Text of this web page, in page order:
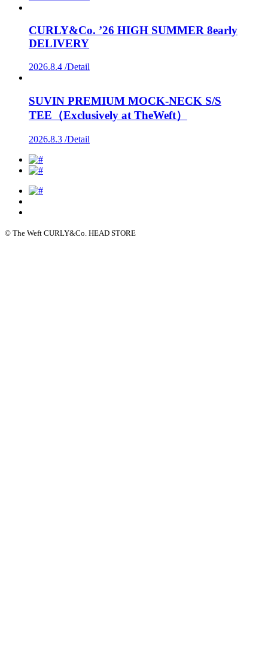
CURLY&Co. ’26 HIGH SUMMER 8early
DELIVERY
2026.8.4 /Detail
SUVIN PREMIUM MOCK-NECK S/S
TEE（Exclusively at TheWeft）
2026.8.3 /Detail
© The Weft CURLY&Co. HEAD STORE